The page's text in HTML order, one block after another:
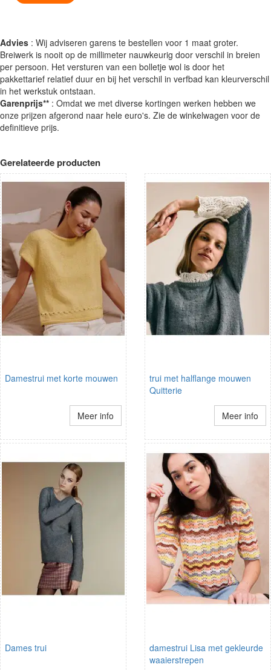
Advies : Wij adviseren garens te bestellen voor 1 maat groter.
Breiwerk is nooit op de millimeter nauwkeurig door verschil in breien
per persoon. Het versturen van een bolletje wol is door het
pakkettarief relatief duur en bij het verschil in verfbad kan kleurverschil
in het werkstuk ontstaan.
Garenprijs** : Omdat we met diverse kortingen werken hebben we
onze prijzen afgerond naar hele euro's. Zie de winkelwagen voor de
definitieve prijs.
Gerelateerde producten
Damestrui met korte mouwen
Meer info
trui met halflange mouwen
Quitterie
Meer info
Dames trui
damestrui Lisa met gekleurde
waaierstrepen